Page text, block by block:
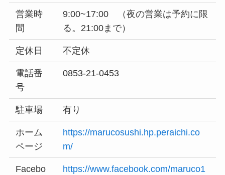
営業時
間
9:00~17:00 （夜の営業は予約に限
る。21:00まで）
定休日 不定休
電話番
号
0853-21-0453
駐車場 有り
ホーム
ページ
https://marucosushi.hp.peraichi.co
m/
Facebo
https://www.facebook.com/maruco1